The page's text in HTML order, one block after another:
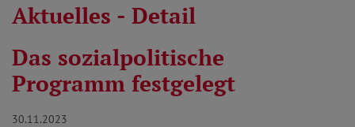
Aktuelles - Detail
Das sozialpolitische
Programm festgelegt
30.11.2023